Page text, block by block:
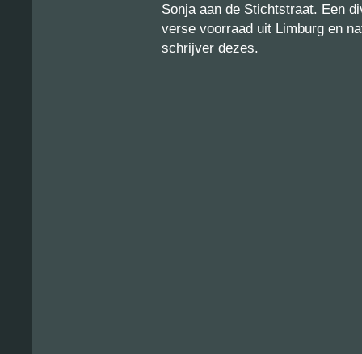
Sonja aan de Stichtstraat. Een
verse voorraad uit Limburg en
schrijver dezes.